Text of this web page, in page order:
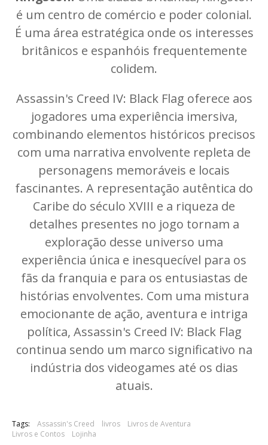
é um centro de comércio e poder colonial.
É uma área estratégica onde os interesses
britânicos e espanhóis frequentemente
colidem.
Assassin's Creed IV: Black Flag oferece aos
jogadores uma experiência imersiva,
combinando elementos históricos precisos
com uma narrativa envolvente repleta de
personagens memoráveis e locais
fascinantes. A representação autêntica do
Caribe do século XVIII e a riqueza de
detalhes presentes no jogo tornam a
exploração desse universo uma
experiência única e inesquecível para os
fãs da franquia e para os entusiastas de
histórias envolventes. Com uma mistura
emocionante de ação, aventura e intriga
política, Assassin's Creed IV: Black Flag
continua sendo um marco significativo na
indústria dos videogames até os dias
atuais.
Tags: Assassin's Creed livros
Livros de Aventura
Livros e Contos
Lojinha